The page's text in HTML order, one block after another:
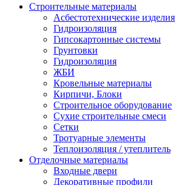
Строительные материалы
Асбестотехнические изделия
Гидроизоляция
Гипсокартонные системы
Грунтовки
Гидроизоляция
ЖБИ
Кровельные материалы
Кирпичи, Блоки
Строительное оборудование
Сухие строительные смеси
Сетки
Тротуарные элементы
Теплоизоляция / утеплитель
Отделочные материалы
Входные двери
Декоративные профили